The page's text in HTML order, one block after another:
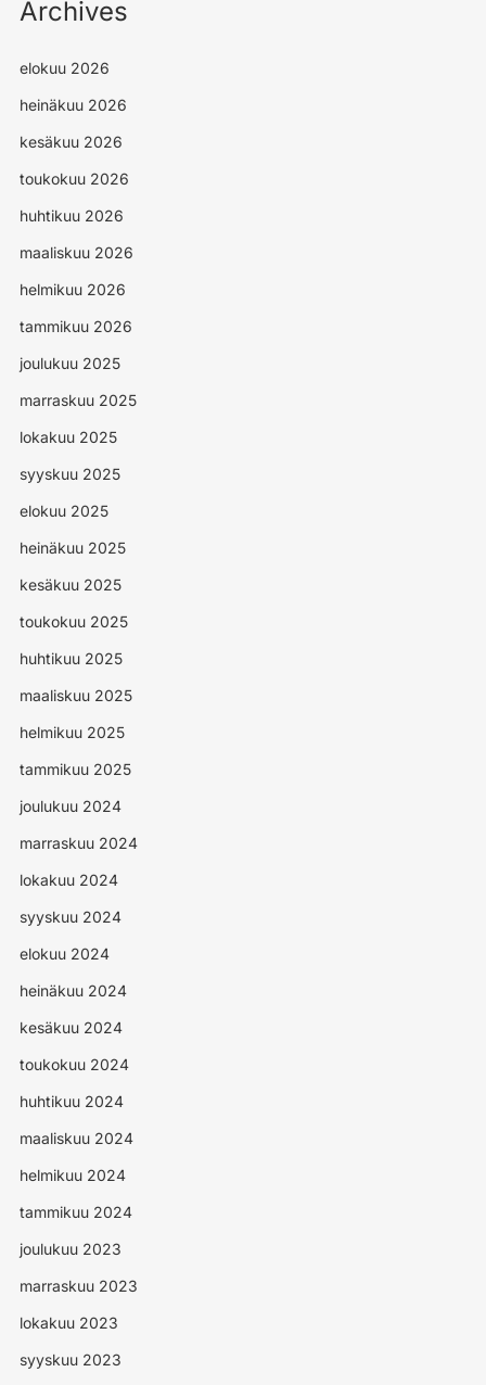
Archives
elokuu 2026
heinäkuu 2026
kesäkuu 2026
toukokuu 2026
huhtikuu 2026
maaliskuu 2026
helmikuu 2026
tammikuu 2026
joulukuu 2025
marraskuu 2025
lokakuu 2025
syyskuu 2025
elokuu 2025
heinäkuu 2025
kesäkuu 2025
toukokuu 2025
huhtikuu 2025
maaliskuu 2025
helmikuu 2025
tammikuu 2025
joulukuu 2024
marraskuu 2024
lokakuu 2024
syyskuu 2024
elokuu 2024
heinäkuu 2024
kesäkuu 2024
toukokuu 2024
huhtikuu 2024
maaliskuu 2024
helmikuu 2024
tammikuu 2024
joulukuu 2023
marraskuu 2023
lokakuu 2023
syyskuu 2023